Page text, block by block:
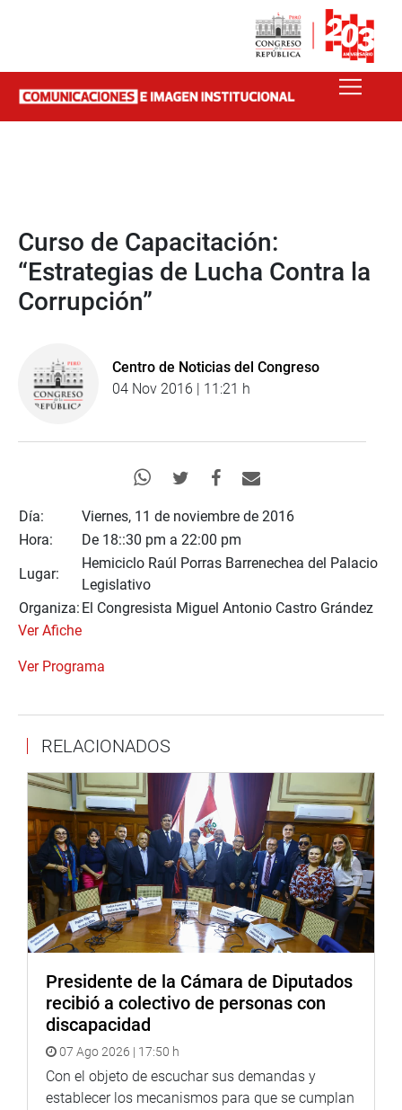
Curso de Capacitación:
“Estrategias de Lucha Contra la
Corrupción”
Centro de Noticias del Congreso
04 Nov 2016 | 11:21 h
Día:
Viernes, 11 de noviembre de 2016
Hora:
De 18::30 pm a 22:00 pm
Lugar:
Hemiciclo Raúl Porras Barrenechea del Palacio
Legislativo
Organiza: El Congresista Miguel Antonio Castro Grández
Ver Afiche
Ver Programa
RELACIONADOS
Presidente de la Cámara de Diputados
recibió a colectivo de personas con
discapacidad
07 Ago 2026 | 17:50 h
Con el objeto de escuchar sus demandas y
establecer los mecanismos para que se cumplan